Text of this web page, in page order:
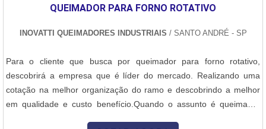
QUEIMADOR PARA FORNO ROTATIVO
INOVATTI QUEIMADORES INDUSTRIAIS / SANTO ANDRÉ - SP
Para o cliente que busca por queimador para forno rotativo,
descobrirá a empresa que é líder do mercado. Realizando uma
cotação na melhor organização do ramo e descobrindo a melhor
em qualidade e custo benefício.Quando o assunto é queimador